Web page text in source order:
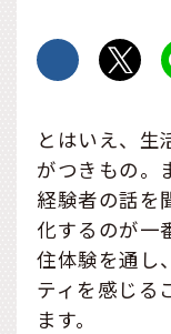
とはいえ、生
がつきもの。
経験者の話を
化するのが一
住体験を通し
ティを感じる
ます。